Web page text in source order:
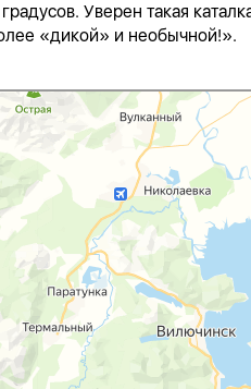
Уверен такая
«дикой» и необычной!».